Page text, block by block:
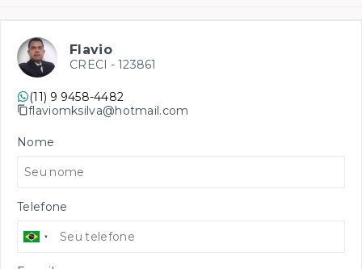
Flavio
CRECI - 123861
(11) 9 9458-4482
flaviomksilva@hotmail.com
Nome
Telefone